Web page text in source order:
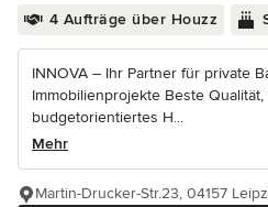
4 Aufträge über Houzz
INNOVA – Ihr Partner für private
Immobilienprojekte Beste
budgetorientiertes H...
Mehr
Martin-Drucker-Str.23, 04157